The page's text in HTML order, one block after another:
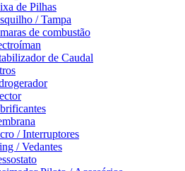
de Pilhas
/ Tampa
de combustão
de Caudal
/ Interruptores
/ Vedantes